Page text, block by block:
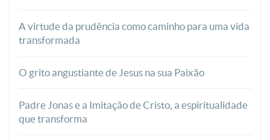
A virtude da prudência como caminho para uma vida
transformada
O grito angustiante de Jesus na sua Paixão
Padre Jonas e a Imitação de Cristo, a espiritualidade
que transforma